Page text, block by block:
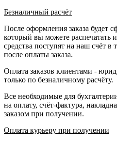
Безналичный расчёт
После оформления заказа будет
который вы можете распечатать
средства поступят на наш счёт в
после оплаты заказа.
Оплата заказов клиентами -
только по безналичному расчёту.
Все необходимые для
на оплату, счёт-фактура,
заказом при получении.
Оплата курьеру при получении